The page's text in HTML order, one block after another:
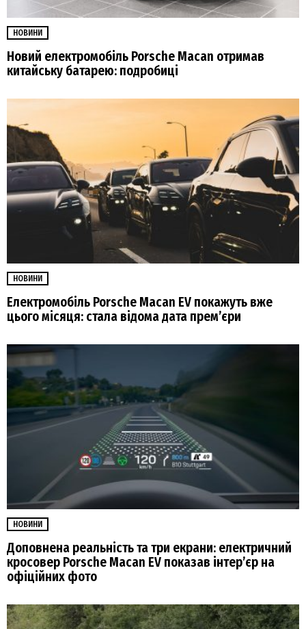
НОВИНИ
Новий електромобіль Porsche Macan отримав
китайську батарею: подробиці
НОВИНИ
Електромобіль Porsche Macan EV покажуть вже
цього місяця: стала відома дата прем’єри
НОВИНИ
Доповнена реальність та три екрани: електричний
кросовер Porsche Macan EV показав інтер’єр на
офіційних фото